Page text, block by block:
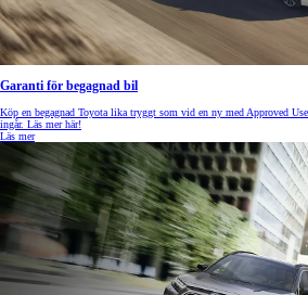
Garanti för begagnad bil
Köp en begagnad Toyota lika tryggt som vid en ny med Approved
ingår. Läs mer här!
Läs mer